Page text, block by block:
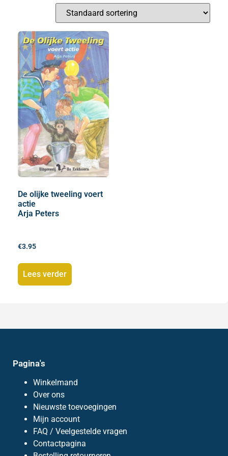
De olijke tweeling voert
actie
Arja Peters
€3.95
Lees verder
Pagina's
Winkelmand
Over ons
Nieuwste toevoegingen
Mijn account
FAQ / Veelgestelde vragen
Contactpagina